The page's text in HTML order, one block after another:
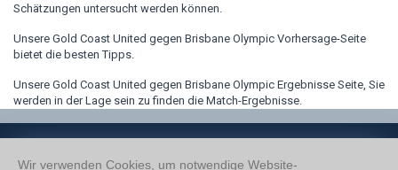
Schätzungen untersucht werden können.
Unsere Gold Coast United gegen Brisbane Olympic Vorhersage-Seite
bietet die besten Tipps.
Unsere Gold Coast United gegen Brisbane Olympic Ergebnisse Seite, Sie
werden in der Lage sein zu finden die Match-Ergebnisse.
Wir verwenden Cookies, um notwendige Website-